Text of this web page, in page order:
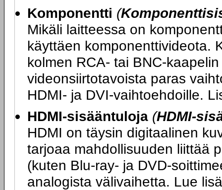
Komponentti (
Mikäli laitteessa on
käyttäen komponenttivideota.
kolmen RCA- tai BNC-
videonsiirtotavoista paras
HDMI- ja DVI-vaihtoehdoille.
HDMI-sisääntuloja (HDMI-
HDMI on täysin digitaalinen
tarjoaa mahdollisuuden liittää
(kuten Blu-ray- ja DVD-
analogista välivaihetta. Lue